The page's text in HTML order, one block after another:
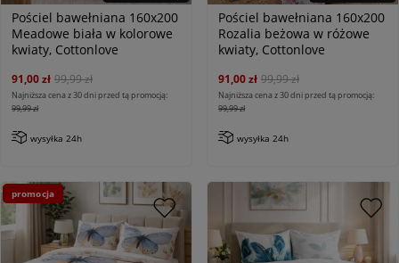
Pościel bawełniana 160x200
Meadowe biała w kolorowe
kwiaty, Cottonlove
91,00 zł 99,99 zł
Najniższa cena z 30 dni przed tą promocją:
99,99 zł
wysyłka 24h
Pościel bawełniana 160x200
Rozalia beżowa w różowe
kwiaty, Cottonlove
91,00 zł 99,99 zł
Najniższa cena z 30 dni przed tą promocją:
99,99 zł
wysyłka 24h
promocja